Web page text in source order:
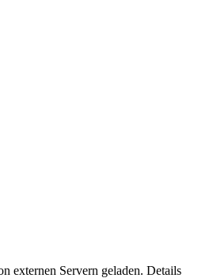
externen Servern geladen. Details